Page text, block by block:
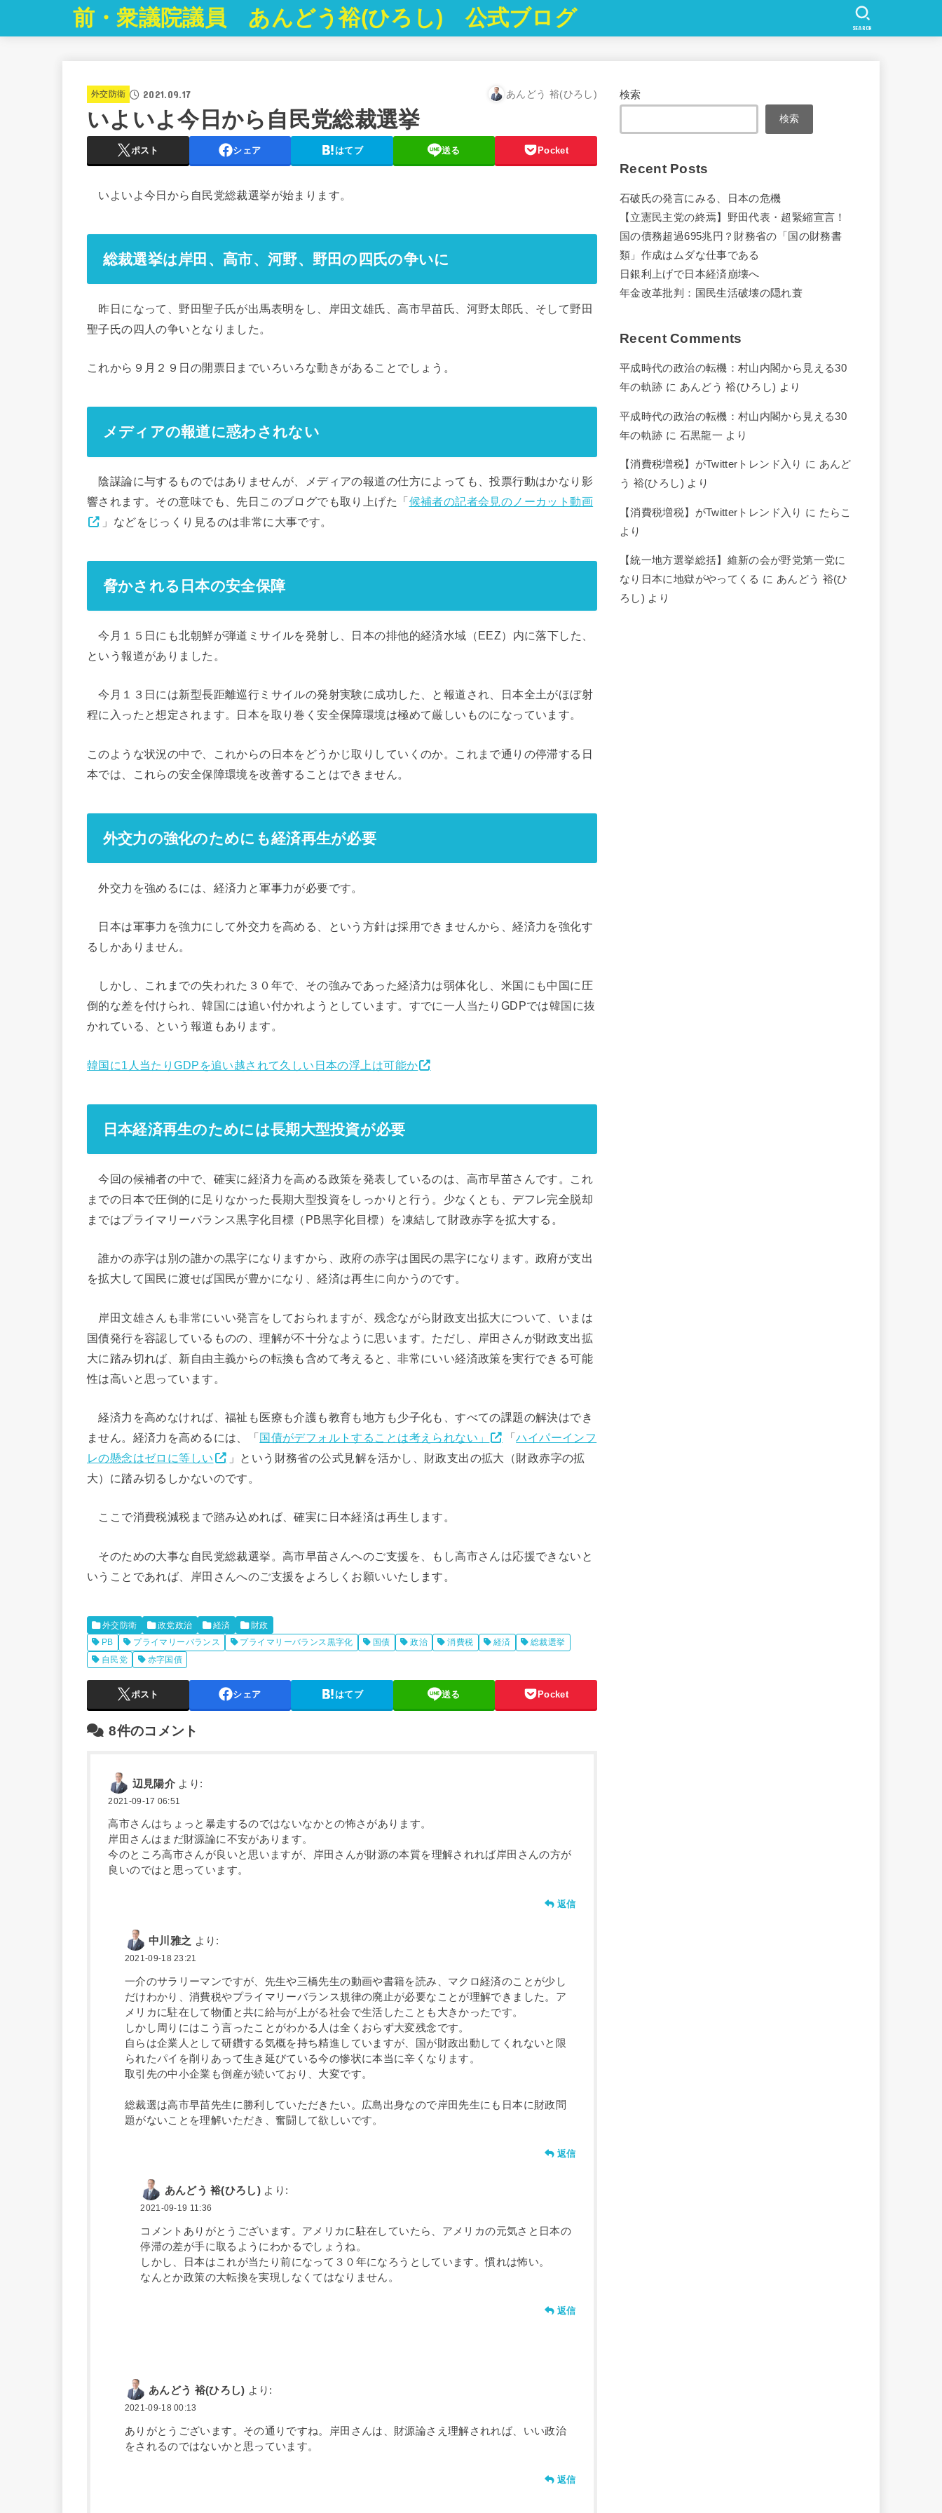
前・衆議院議員 あんどう裕(ひろし) 公式ブログ SEARCH
外交防衛 2021.09.17 あんどう 裕(ひろし)
いよいよ今日から自民党総裁選挙
ポスト シェア はてブ 送る Pocket
いよいよ今日から自民党総裁選挙が始まります。
総裁選挙は岸田、高市、河野、野田の四氏の争いに
昨日になって、野田聖子氏が出馬表明をし、岸田文雄氏、高市早苗氏、河野太郎氏、そして野田
聖子氏の四人の争いとなりました。
これから９月２９日の開票日までいろいろな動きがあることでしょう。
メディアの報道に惑わされない
陰謀論に与するものではありませんが、メディアの報道の仕方によっても、投票行動はかなり影
響されます。その意味でも、先日このブログでも取り上げた「候補者の記者会見のノーカット動画
」などをじっくり見るのは非常に大事です。
脅かされる日本の安全保障
今月１５日にも北朝鮮が弾道ミサイルを発射し、日本の排他的経済水域（EEZ）内に落下した、
という報道がありました。
今月１３日には新型長距離巡行ミサイルの発射実験に成功した、と報道され、日本全土がほぼ射
程に入ったと想定されます。日本を取り巻く安全保障環境は極めて厳しいものになっています。
このような状況の中で、これからの日本をどうかじ取りしていくのか。これまで通りの停滞する日
本では、これらの安全保障環境を改善することはできません。
外交力の強化のためにも経済再生が必要
外交力を強めるには、経済力と軍事力が必要です。
日本は軍事力を強力にして外交力を高める、という方針は採用できませんから、経済力を強化す
るしかありません。
しかし、これまでの失われた３０年で、その強みであった経済力は弱体化し、米国にも中国に圧
倒的な差を付けられ、韓国には追い付かれようとしています。すでに一人当たりGDPでは韓国に抜
かれている、という報道もあります。
韓国に1人当たりGDPを追い越されて久しい日本の浮上は可能か
日本経済再生のためには長期大型投資が必要
今回の候補者の中で、確実に経済力を高める政策を発表しているのは、高市早苗さんです。これ
までの日本で圧倒的に足りなかった長期大型投資をしっかりと行う。少なくとも、デフレ完全脱却
まではプライマリーバランス黒字化目標（PB黒字化目標）を凍結して財政赤字を拡大する。
誰かの赤字は別の誰かの黒字になりますから、政府の赤字は国民の黒字になります。政府が支出
を拡大して国民に渡せば国民が豊かになり、経済は再生に向かうのです。
岸田文雄さんも非常にいい発言をしておられますが、残念ながら財政支出拡大について、いまは
国債発行を容認しているものの、理解が不十分なように思います。ただし、岸田さんが財政支出拡
大に踏み切れば、新自由主義からの転換も含めて考えると、非常にいい経済政策を実行できる可能
性は高いと思っています。
経済力を高めなければ、福祉も医療も介護も教育も地方も少子化も、すべての課題の解決はでき
ません。経済力を高めるには、「国債がデフォルトすることは考えられない」 「ハイパーインフ
レの懸念はゼロに等しい
」という財務省の公式見解を活かし、財政支出の拡大（財政赤字の拡
大）に踏み切るしかないのです。
ここで消費税減税まで踏み込めれば、確実に日本経済は再生します。
そのための大事な自民党総裁選挙。高市早苗さんへのご支援を、もし高市さんは応援できないと
いうことであれば、岸田さんへのご支援をよろしくお願いいたします。
外交防衛 政党政治 経済
財政
PB
プライマリーバランス プライマリーバランス黒字化 国債 政治 消費税 経済
総裁選挙
自民党
赤字国債
ポスト シェア はてブ 送る Pocket
8件のコメント
辺見陽介 より:
2021-09-17 06:51
高市さんはちょっと暴走するのではないなかとの怖さがあります。
岸田さんはまだ財源論に不安があります。
今のところ高市さんが良いと思いますが、岸田さんが財源の本質を理解されれば岸田さんの方が
良いのではと思っています。
返信
中川雅之 より:
2021-09-18 23:21
一介のサラリーマンですが、先生や三橋先生の動画や書籍を読み、マクロ経済のことが少し
だけわかり、消費税やプライマリーバランス規律の廃止が必要なことが理解できました。ア
メリカに駐在して物価と共に給与が上がる社会で生活したことも大きかったです。
しかし周りにはこう言ったことがわかる人は全くおらず大変残念です。
自らは企業人として研鑽する気概を持ち精進していますが、国が財政出動してくれないと限
られたパイを削りあって生き延びている今の惨状に本当に辛くなります。
取引先の中小企業も倒産が続いており、大変です。
総裁選は高市早苗先生に勝利していただきたい。広島出身なので岸田先生にも日本に財政問
題がないことを理解いただき、奮闘して欲しいです。
返信
あんどう 裕(ひろし) より:
2021-09-19 11:36
コメントありがとうございます。アメリカに駐在していたら、アメリカの元気さと日本の
停滞の差が手に取るようにわかるでしょうね。
しかし、日本はこれが当たり前になって３０年になろうとしています。慣れは怖い。
なんとか政策の大転換を実現しなくてはなりません。
返信
あんどう 裕(ひろし) より:
2021-09-18 00:13
ありがとうございます。その通りですね。岸田さんは、財源論さえ理解されれば、いい政治
をされるのではないかと思っています。
返信
検索
検索
Recent Posts
石破氏の発言にみる、日本の危機
【立憲民主党の終焉】野田代表・超緊縮宣言！
国の債務超過695兆円？財務省の「国の財務書
類」作成はムダな仕事である
日銀利上げで日本経済崩壊へ
年金改革批判：国民生活破壊の隠れ蓑
Recent Comments
平成時代の政治の転機：村山内閣から見える30
年の軌跡 に あんどう 裕(ひろし) より
平成時代の政治の転機：村山内閣から見える30
年の軌跡 に 石黒龍一 より
【消費税増税】がTwitterトレンド入り に あんど
う 裕(ひろし) より
【消費税増税】がTwitterトレンド入り に たらこ
より
【統一地方選挙総括】維新の会が野党第一党に
なり日本に地獄がやってくる に あんどう 裕(ひ
ろし) より